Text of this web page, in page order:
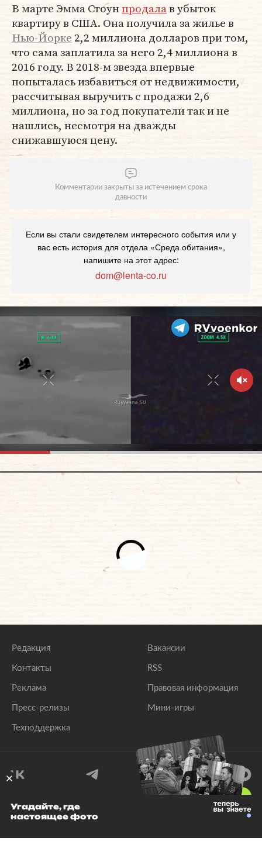
В марте Эмма Стоунпродалав убыток
квартиру в США. Она получила за жилье в
Нью-Йорке2,2 миллиона долларов при том,
что сама заплатила за него 2,4 миллиона в
2016 году. В 2018-м звезда впервые
попыталась избавиться от недвижимости,
рассчитывая выручить с продажи 2,6
миллиона, но за год покупатели так и не
нашлись, несмотря на дважды
снижавшуюся цену.
Комментарии закрыты за истечением срока
давности
Если вы стали свидетелем интересного события или у
вас есть история для отдела «Среда обитания»,
напишите на этот адрес:
dom@lenta-co.ru
Редакция
Контакты
Реклама
Пресс-релизы
Техподдержка
Вакансии
RSS
Правовая информация
Мини-игры
© 1999–2026 Все права защищены.
Угадайте, где
настоящее фото